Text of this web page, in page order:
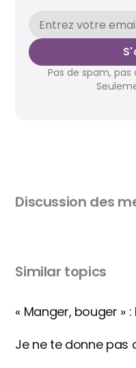
Pas de spam,
Discussion des
Similar topics
Je ne te donne pas